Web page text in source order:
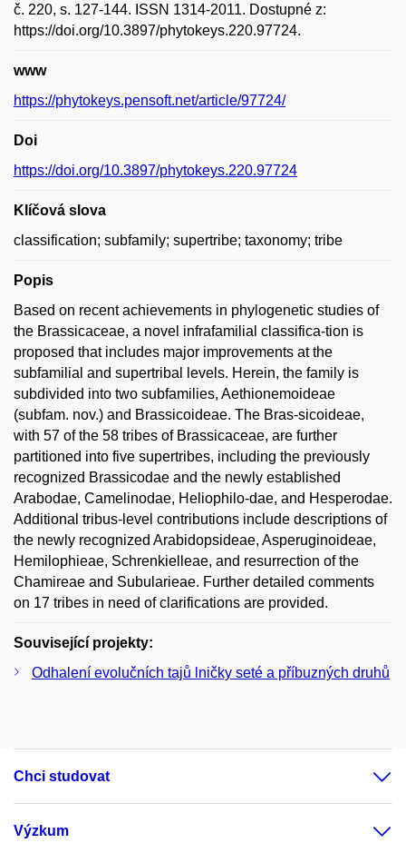
č. 220, s. 127-144. ISSN 1314-2011. Dostupné z:
https://doi.org/10.3897/phytokeys.220.97724.
www
https://phytokeys.pensoft.net/article/97724/
Doi
https://doi.org/10.3897/phytokeys.220.97724
Klíčová slova
classification; subfamily; supertribe; taxonomy; tribe
Popis
Based on recent achievements in phylogenetic studies of
the Brassicaceae, a novel infrafamilial classifica-tion is
proposed that includes major improvements at the
subfamilial and supertribal levels. Herein, the family is
subdivided into two subfamilies, Aethionemoideae
(subfam. nov.) and Brassicoideae. The Bras-sicoideae,
with 57 of the 58 tribes of Brassicaceae, are further
partitioned into five supertribes, including the previously
recognized Brassicodae and the newly established
Arabodae, Camelinodae, Heliophilo-dae, and Hesperodae.
Additional tribus-level contributions include descriptions of
the newly recognized Arabidopsideae, Asperuginoideae,
Hemilophieae, Schrenkielleae, and resurrection of the
Chamireae and Subularieae. Further detailed comments
on 17 tribes in need of clarifications are provided.
Související projekty:
Odhalení evolučních tajů lničky seté a příbuzných druhů
Chci studovat
Výzkum